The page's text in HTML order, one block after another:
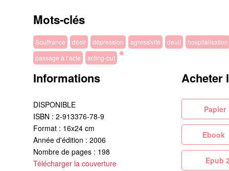
Mots-clés
Souffrance désir dépression agressivité deuil
hospitalisation
passage à l’acte
acting-out
Informations
DISPONIBLE
ISBN : 2-913376-78-9
Format : 16x24 cm
Année d'édition : 2006
Nombre de pages : 198
Télécharger la couverture
Acheter